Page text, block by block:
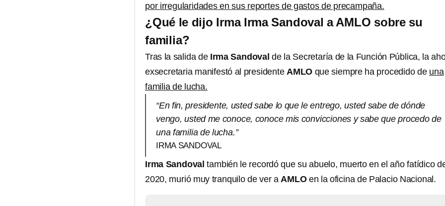
por irregularidades en sus reportes de gastos de precampaña.
¿Qué le dijo Irma Irma Sandoval a AMLO sobre su
familia?
Tras la salida deIrma Sandoval de la Secretaría de la Función Pública, la
exsecretaria manifestó al presidente AMLO que siempre ha procedido de una
familia de lucha.
“En fin, presidente, usted sabe lo que le entrego, usted sabe de dónde
vengo, usted me conoce, conoce mis convicciones y sabe que procedo de
una familia de lucha.”
IRMA SANDOVAL
Irma Sandoval también le recordó que su abuelo, muerto en el año fatídico
2020, murió muy tranquilo de ver a AMLO en la oficina de Palacio Nacional.